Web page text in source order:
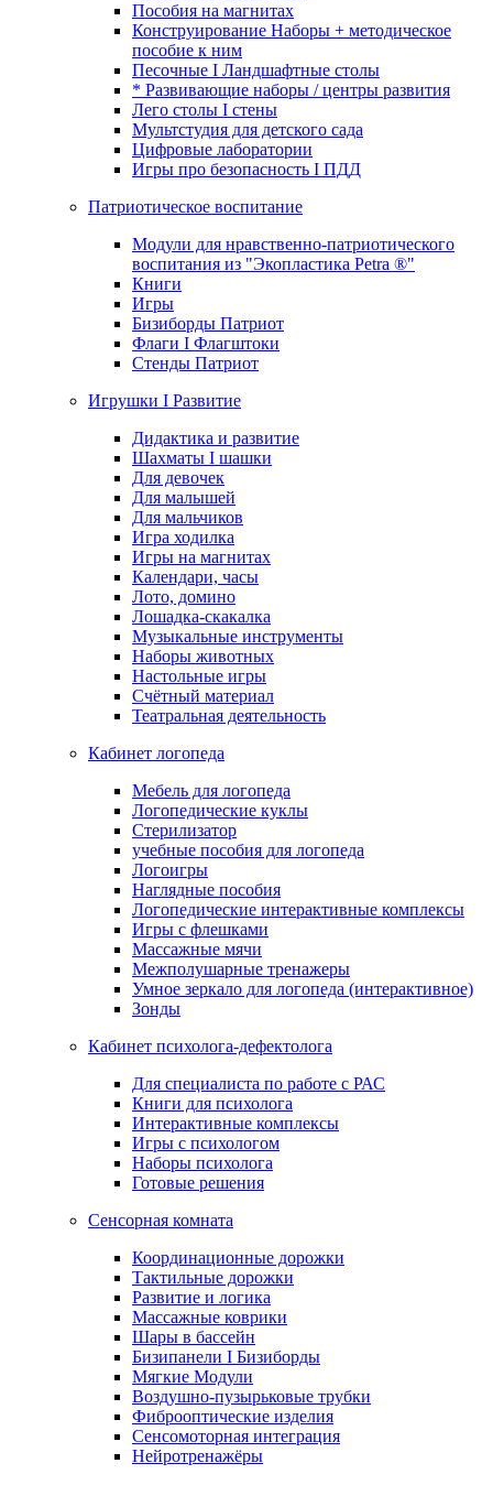
Пособия на магнитах
Конструирование Наборы + методическое
пособие к ним
Песочные I Ландшафтные столы
* Развивающие наборы / центры развития
Лего столы I стены
Мультстудия для детского сада
Цифровые лаборатории
Игры про безопасность I ПДД
Патриотическое воспитание
Модули для нравственно-патриотического
воспитания из "Экопластика Petra ®"
Книги
Игры
Бизиборды Патриот
Флаги I Флагштоки
Стенды Патриот
Игрушки I Развитие
Дидактика и развитие
Шахматы I шашки
Для девочек
Для малышей
Для мальчиков
Игра ходилка
Игры на магнитах
Календари, часы
Лото, домино
Лошадка-скакалка
Музыкальные инструменты
Наборы животных
Настольные игры
Счётный материал
Театральная деятельность
Кабинет логопеда
Мебель для логопеда
Логопедические куклы
Стерилизатор
учебные пособия для логопеда
Логоигры
Наглядные пособия
Логопедические интерактивные комплексы
Игры с флешками
Массажные мячи
Межполушарные тренажеры
Умное зеркало для логопеда (интерактивное)
Зонды
Кабинет психолога-дефектолога
Для специалиста по работе с РАС
Книги для психолога
Интерактивные комплексы
Игры с психологом
Наборы психолога
Готовые решения
Сенсорная комната
Координационные дорожки
Тактильные дорожки
Развитие и логика
Массажные коврики
Шары в бассейн
Бизипанели I Бизиборды
Мягкие Модули
Воздушно-пузырьковые трубки
Фиброоптические изделия
Сенсомоторная интеграция
Нейротренажёры